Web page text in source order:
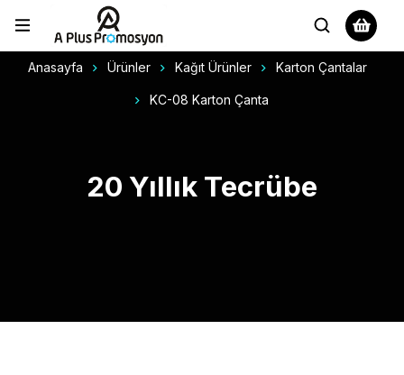
Anasayfa Ürünler Kağıt Ürünler Karton Çantalar
KC-08 Karton Çanta
20 Yıllık Tecrübe